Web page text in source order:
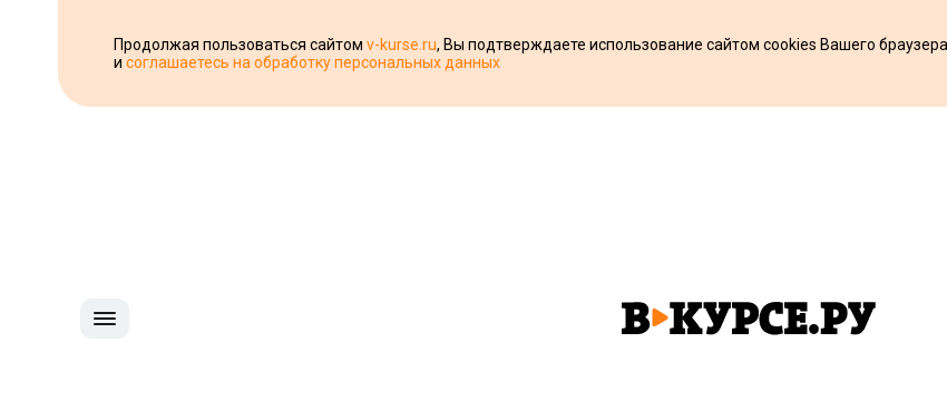
Продолжая пользоваться сайтом v-kurse.ru, Вы подтверждаете использование сайтом cookies Вашего
и соглашаетесь на обработку персональных данных